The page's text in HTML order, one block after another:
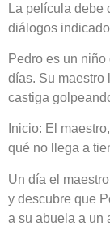
La película debe
diálogos
Pedro es un
días. Su maestro
castiga
Inicio: El
qué no llega a
Un día el
y descubre que
a su abuela a un